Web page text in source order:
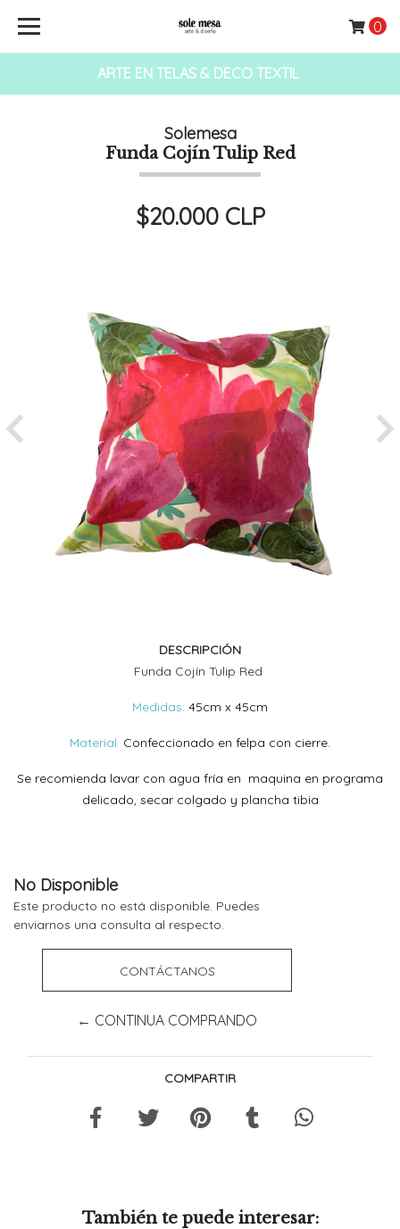
ARTE EN TELAS & DECO TEXTIL
0
Solemesa
Funda Cojín Tulip Red
$20.000 CLP
Previous
DESCRIPCIÓN
Funda Cojín Tulip Red
Medidas: 45cm x 45cm
Material: Confeccionado en felpa con cierre.
Se recomienda lavar con agua fría en maquina en programa
delicado, secar colgado y plancha tibia
No Disponible
Este producto no está disponible. Puedes
enviarnos una consulta al respecto.
CONTÁCTANOS
← CONTINUA COMPRANDO
COMPARTIR
También te puede interesar: